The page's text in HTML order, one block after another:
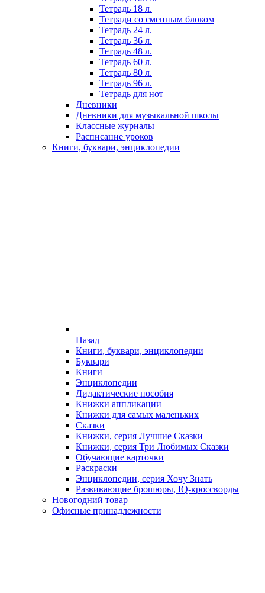
Тетрадь 18 л.
Тетради со сменным блоком
Тетрадь 24 л.
Тетрадь 36 л.
Тетрадь 48 л.
Тетрадь 60 л.
Тетрадь 80 л.
Тетрадь 96 л.
Тетрадь для нот
Дневники
Дневники для музыкальной школы
Классные журналы
Расписание уроков
Книги, буквари, энциклопедии
Назад
Книги, буквари, энциклопедии
Буквари
Книги
Энциклопедии
Дидактические пособия
Книжки аппликации
Книжки для самых маленьких
Сказки
Книжки, серия Лучшие Сказки
Книжки, серия Три Любимых Сказки
Обучающие карточки
Раскраски
Энциклопедии, серия Хочу Знать
Развивающие брошюры, IQ-кроссворды
Новогодний товар
Офисные принадлежности